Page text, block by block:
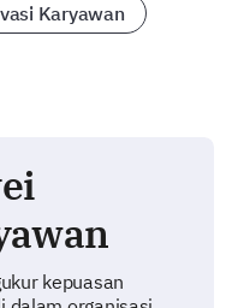
Karyawan
kepuasan